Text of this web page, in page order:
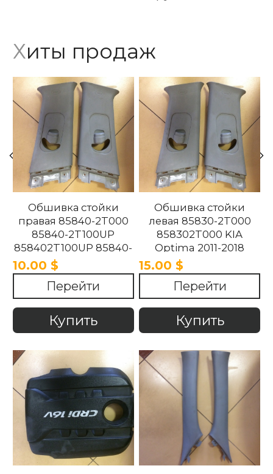
Хиты продаж
Обшивка стойки
правая 85840-2T000
85840-2T100UP
858402T100UP 85840-
2T100UP KIA Optima
2011-2018
10.00 $
Перейти
Купить
Обшивка стойки
левая 85830-2T000
858302T000 KIA
Optima 2011-2018
15.00 $
Перейти
Купить